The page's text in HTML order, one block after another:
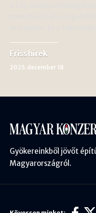
Friss hírek
2025. december 18
Gyökereinkből jövőt
Magyarországról.